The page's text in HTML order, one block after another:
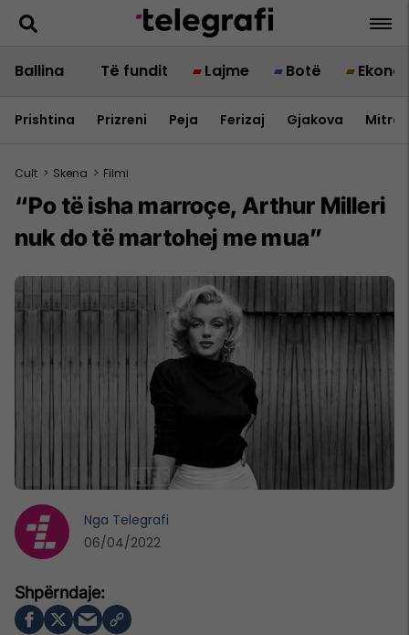
Ballina Të fundit Lajme Botë
Prishtina Prizreni Peja Ferizaj Gjakova
Cult > Skena > Filmi
“Po të isha marroçe, Arthur Milleri
nuk do të martohej me mua”
Nga Telegrafi
06/04/2022